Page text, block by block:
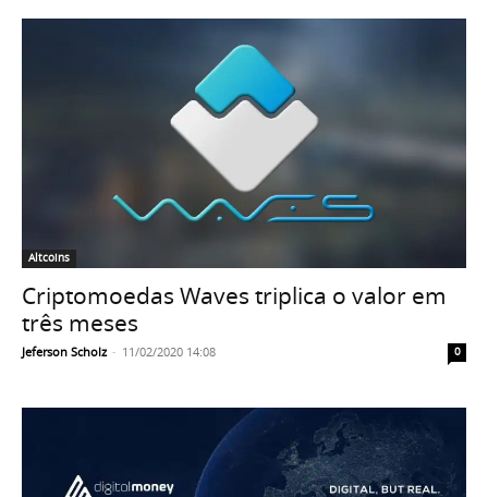
Altcoins
Criptomoedas Waves triplica o valor em
três meses
Jeferson Scholz - 11/02/2020 14:08 0